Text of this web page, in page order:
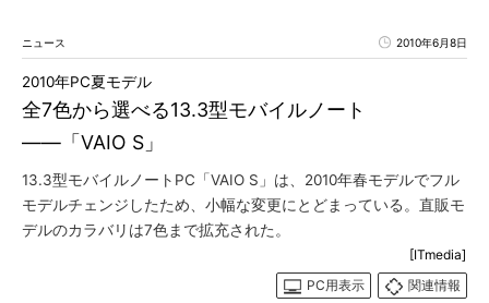
ニュース 2010年6月8日
全7色から選べる13.3型モバイルノート
――「VAIO S」
2010年PC夏モデル
13.3型モバイルノートPC「VAIO S」は、2010年春モデルでフル
モデルチェンジしたため、小幅な変更にとどまっている。直販モ
デルのカラバリは7色まで拡充された。
[ITmedia]
PC用表示
関連情報